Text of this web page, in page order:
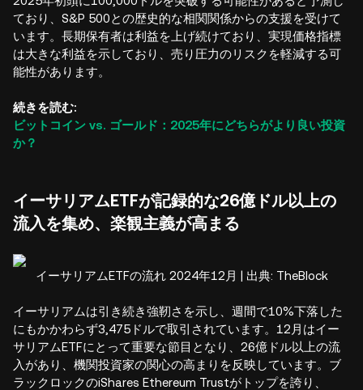
ており、S&P 500との歴史的な相関関係からの支援を受けて
います。長期保有者は利益を上げ続けており、実現価格指標
は大きな利益を示しており、売り圧力のリスクを軽減する可
能性があります。
続きを読む:
ビットコイン vs. ゴールド：2025年にどちらがより良い投資
か？
イーサリアムETFが記録的な26億ドル以上の
流入を集め、楽観主義が高まる
イーサリアムETFの流れ 2024年12月 | 出典: TheBlock
イーサリアムは引き続き強靭さを示し、週間で10%下落した
にもかかわらず3,475ドルで取引されています。12月はイー
サリアムETFにとって重要な節目となり、26億ドル以上の流
入があり、機関投資家の関心の高まりを反映しています。ブ
ラックロックのiShares Ethereum Trustがトップを誇り、